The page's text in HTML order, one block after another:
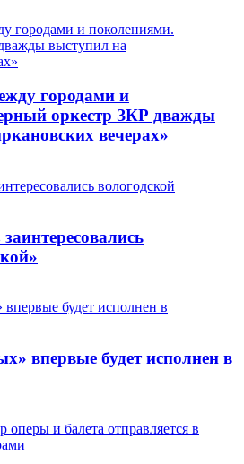
городами и
оркестр ЗКР дважды
вечерах»
впервые будет исполнен в